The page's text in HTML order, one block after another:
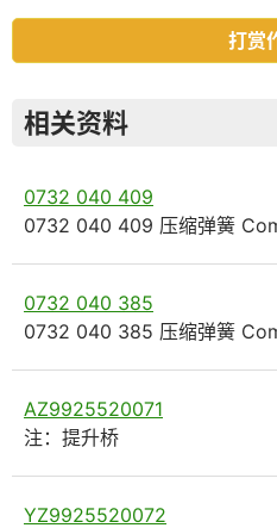
打赏
相关资料
0732 040 409
0732 040 409 压缩弹簧
0732 040 385
0732 040 385 压缩弹簧
AZ9925520071
注：提升桥
YZ9925520072